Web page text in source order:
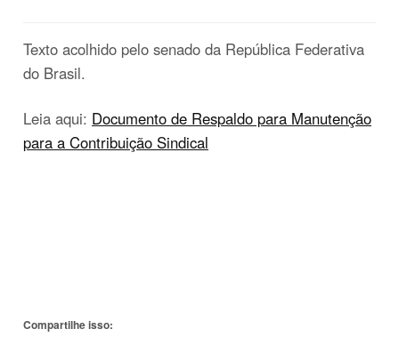
Texto acolhido pelo senado da República Federativa
do Brasil.
Leia aqui: Documento de Respaldo para Manutenção
para a Contribuição Sindical
Compartilhe isso: